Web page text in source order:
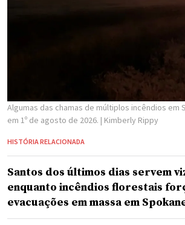
Algumas das chamas de múltiplos incêndios em
em 1º de agosto de 2026. | Kimberly Rippy
HISTÓRIA RELACIONADA
Santos dos últimos dias servem
enquanto incêndios florestais
evacuações em massa em